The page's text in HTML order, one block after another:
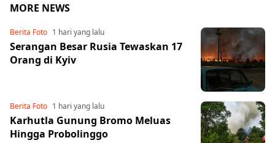
MORE NEWS
Berita Foto 1 hari yang lalu
Serangan Besar Rusia Tewaskan 17
Orang di Kyiv
Berita Foto 1 hari yang lalu
Karhutla Gunung Bromo Meluas
Hingga Probolinggo